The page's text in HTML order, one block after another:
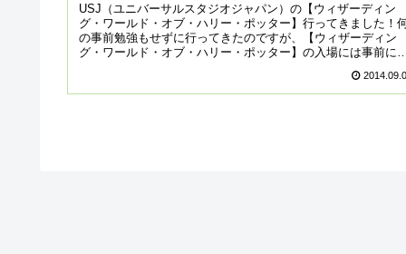
USJ（ユニバーサルスタジオジャパン）の【ウィザーディン
グ・ワールド・オブ・ハリー・ポッター】行ってきました！
の事前勉強もせずに行ってきたのですが、【ウィザーディン
グ・ワールド・オブ・ハリー・ポッター】の入場には事前に整